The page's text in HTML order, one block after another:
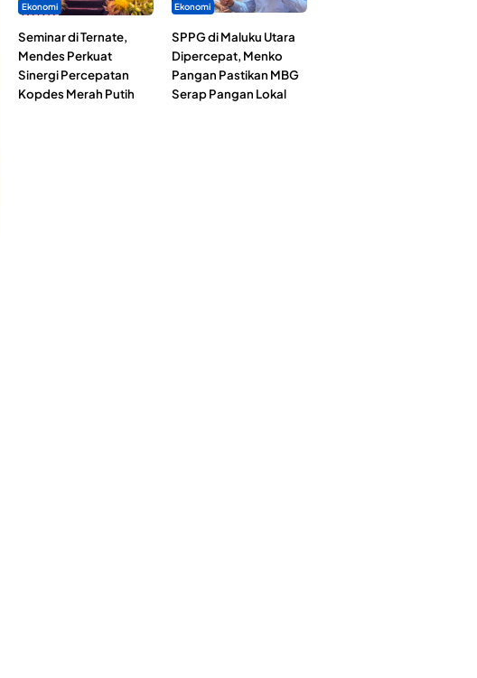
Ekonomi
Seminar di Ternate,
Mendes Perkuat
Sinergi Percepatan
Kopdes Merah Putih
Ekonomi
SPPG di Maluku Utara
Dipercepat, Menko
Pangan Pastikan MBG
Serap Pangan Lokal